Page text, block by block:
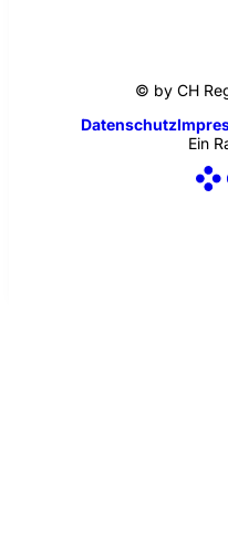
© by CH
Datenschutz
Ein